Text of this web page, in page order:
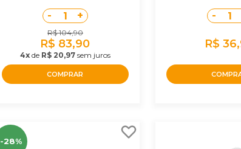
- 1 +
R$ 104,90
R$ 83,90
4xde R$ 20,97sem juros
COMPRAR
- 1
R$
-28%